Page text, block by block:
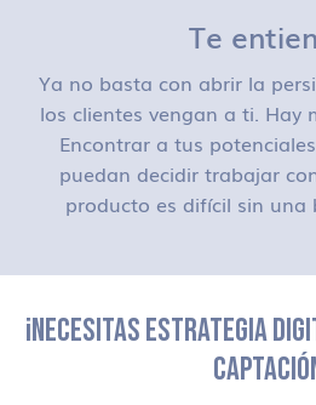
Te
Ya no basta con abrir la
los clientes vengan a ti. Hay
Encontrar a tus
puedan decidir trabajar
producto es difícil sin una
¡NECESITAS ESTRATEGIA